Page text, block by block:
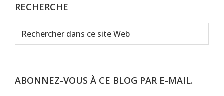
RECHERCHE
Rechercher
dans
Web
ABONNEZ-VOUS À CE BLOG PAR E-MAIL.